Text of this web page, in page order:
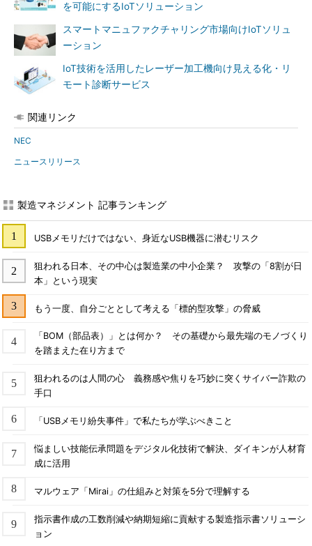
を可能にするIoTソリューション
スマートマニュファクチャリング市場向けIoTソリュ
ーション
IoT技術を活用したレーザー加工機向け見える化・リ
モート診断サービス
関連リンク
NEC
ニュースリリース
製造マネジメント 記事ランキング
USBメモリだけではない、身近なUSB機器に潜むリスク
狙われる日本、その中心は製造業の中小企業？ 攻撃の「8割が日
本」という現実
もう一度、自分ごととして考える「標的型攻撃」の脅威
「BOM（部品表）」とは何か？ その基礎から最先端のモノづくり
を踏まえた在り方まで
狙われるのは人間の心 義務感や焦りを巧妙に突くサイバー詐欺の
手口
「USBメモリ紛失事件」で私たちが学ぶべきこと
悩ましい技能伝承問題をデジタル化技術で解決、ダイキンが人材育
成に活用
マルウェア「Mirai」の仕組みと対策を5分で理解する
指示書作成の工数削減や納期短縮に貢献する製造指示書ソリューシ
ョン